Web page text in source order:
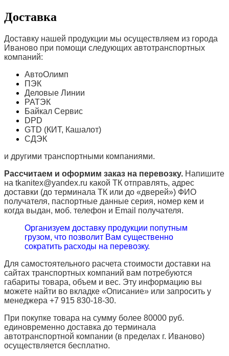
Доставка
Доставку нашей продукции мы осуществляем из города
Иваново при помощи следующих автотранспортных
компаний:
АвтоОлимп
ПЭК
Деловые Линии
РАТЭК
Байкал Сервис
DPD
GTD (КИТ, Кашалот)
СДЭК
и другими транспортными компаниями.
Рассчитаем и оформим заказ на перевозку. Напишите
на tkanitex@yandex.ru какой ТК отправлять, адрес
доставки (до терминала ТК или до «дверей») ФИО
получателя, паспортные данные серия, номер кем и
когда выдан, моб. телефон и Email получателя.
Организуем доставку продукции попутным
грузом, что позволит Вам существенно
сократить расходы на перевозку.
Для самостоятельного расчета стоимости доставки на
сайтах транспортных компаний вам потребуются
габариты товара, объем и вес. Эту информацию вы
можете найти во вкладке «Описание» или запросить у
менеджера +7 915 830-18-30.
При покупке товара на сумму более 80000 руб.
единовременно доставка до терминала
автотранспортной компании (в пределах г. Иваново)
осуществляется бесплатно.